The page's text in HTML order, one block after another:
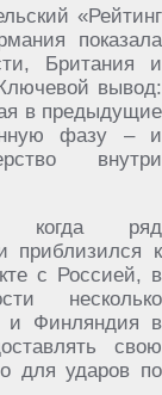
«Рейтинг
показала
Британия и
вывод:
в предыдущие
фазу – и
внутри
ряд
приблизился к
с Россией, в
несколько
и Финляндия в
свою
для ударов по